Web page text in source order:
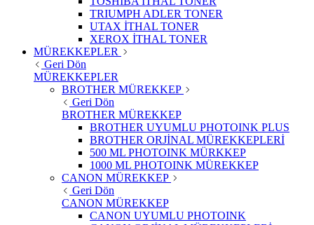
TRIUMPH ADLER TONER
UTAX İTHAL TONER
XEROX İTHAL TONER
MÜREKKEPLER
Geri Dön
MÜREKKEPLER
BROTHER MÜREKKEP
Geri Dön
BROTHER MÜREKKEP
BROTHER UYUMLU PHOTOINK PLUS
BROTHER ORJİNAL MÜREKKEPLERİ
500 ML PHOTOINK MÜRKKEP
1000 ML PHOTOINK MÜREKKEP
CANON MÜREKKEP
Geri Dön
CANON MÜREKKEP
CANON UYUMLU PHOTOINK